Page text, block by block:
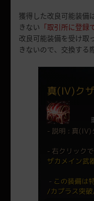
獲得した改良可能装備
きない 「取引所に登録
改良可能装備を受け取
きないので、交換する